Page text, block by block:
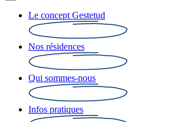
Le concept Gestetud
Nos résidences
Qui sommes-nous
Infos pratiques